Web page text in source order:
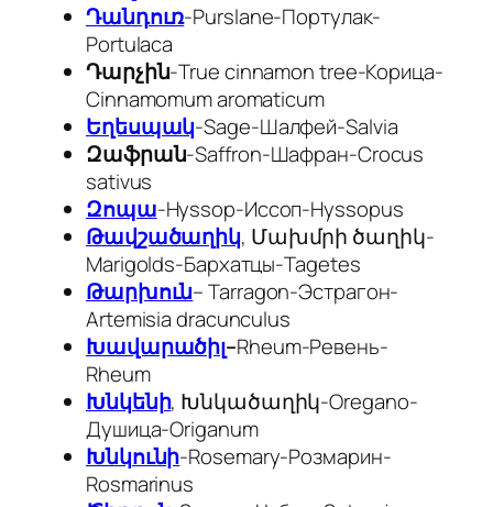
Դանդուռ-Purslane-Портулак-
Portulaca
Դարչին-True cinnamon tree-Корица-
Cinnamomum aromaticum
Եղեսպակ-Sage-Шалфей-Salvia
Զաֆրան-Saffron-Шафран-Crocus
sativus
Զոպա-Hyssop-Иссоп-Hyssopus
Թավշածաղիկ, Մախմրի ծաղիկ-
Marigolds-Бархатцы-Tagetes
Թարխուն– Tarragon-Эстрагон-
Artemisia dracunculus
Խավարածիլ–Rheum-Ревень-
Rheum
Խնկենի, Խնկածաղիկ-Oregano-
Душица-Origanum
Խնկունի-Rosemary-Розмарин-
Rosmarinus